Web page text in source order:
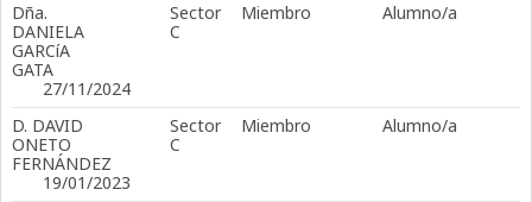
Dña.
DANIELA
GARCíA
GATA
Sector
C
Miembro Alumno/a
27/11/2024
D. DAVID
ONETO
FERNÁNDEZ
Sector
C
Miembro Alumno/a
19/01/2023